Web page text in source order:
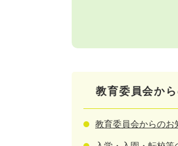
教育委員会か
教育委員会からのお